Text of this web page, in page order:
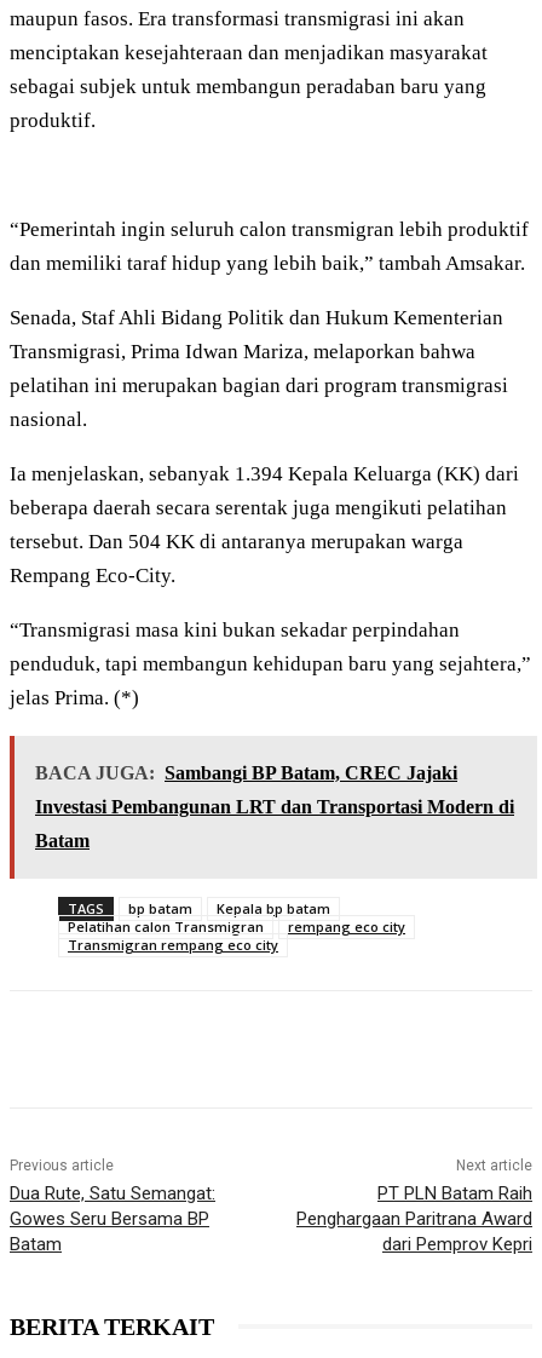
maupun fasos. Era transformasi transmigrasi ini akan
menciptakan kesejahteraan dan menjadikan masyarakat
sebagai subjek untuk membangun peradaban baru yang
produktif.
“Pemerintah ingin seluruh calon transmigran lebih produktif
dan memiliki taraf hidup yang lebih baik,” tambah Amsakar.
Senada, Staf Ahli Bidang Politik dan Hukum Kementerian
Transmigrasi, Prima Idwan Mariza, melaporkan bahwa
pelatihan ini merupakan bagian dari program transmigrasi
nasional.
Ia menjelaskan, sebanyak 1.394 Kepala Keluarga (KK) dari
beberapa daerah secara serentak juga mengikuti pelatihan
tersebut. Dan 504 KK di antaranya merupakan warga
Rempang Eco-City.
“Transmigrasi masa kini bukan sekadar perpindahan
penduduk, tapi membangun kehidupan baru yang sejahtera,”
jelas Prima. (*)
BACA JUGA: Sambangi BP Batam, CREC Jajaki
Investasi Pembangunan LRT dan Transportasi Modern di
Batam
TAGS bp batam
Kepala bp batam
Pelatihan calon Transmigran
rempang eco city
Transmigran rempang eco city
Previous article
Dua Rute, Satu Semangat:
Gowes Seru Bersama BP
Batam
Next article
PT PLN Batam Raih
Penghargaan Paritrana Award
dari Pemprov Kepri
BERITA TERKAIT